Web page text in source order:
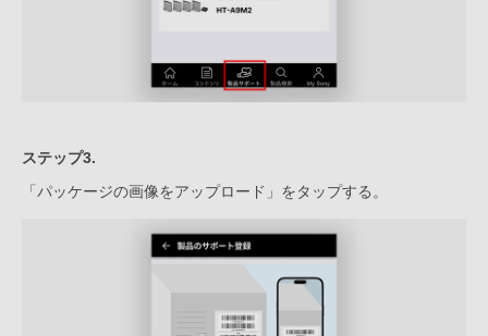
ステップ3.
「パッケージの画像をアップロード」をタップする。